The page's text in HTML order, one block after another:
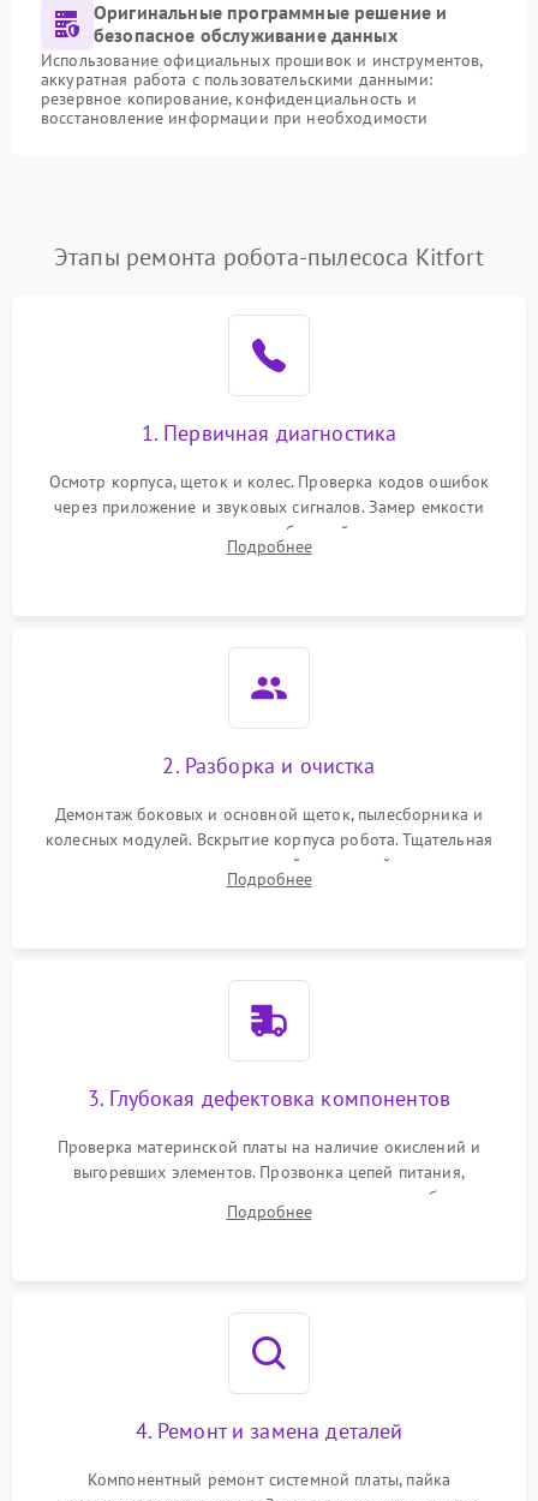
Оригинальные программные решение и
безопасное обслуживание данных
Использование официальных прошивок и инструментов,
аккуратная работа с пользовательскими данными:
резервное копирование, конфиденциальность и
восстановление информации при необходимости
Этапы ремонта робота-пылесоса Kitfort
1. Первичная диагностика
Осмотр корпуса, щеток и колес. Проверка кодов ошибок
через приложение и звуковых сигналов. Замер емкости
аккумулятора и тестирование базовой станции зарядки.
Оценка работы лидара, бампера и датчиков падения для
Подробнее
2. Разборка и очистка
Демонтаж боковых и основной щеток, пылесборника и
колесных модулей. Вскрытие корпуса робота. Тщательная
очистка внутренних полостей, шестерней и плат от
скопившейся пыли, волос и шерсти животных с
Подробнее
3. Глубокая дефектовка компонентов
Проверка материнской платы на наличие окислений и
выгоревших элементов. Прозвонка цепей питания,
тестирование приводных моторов колес и турбины
всасывания. Оценка состояния оптических и инфракрасных
Подробнее
4. Ремонт и замена деталей
Компонентный ремонт системной платы, пайка